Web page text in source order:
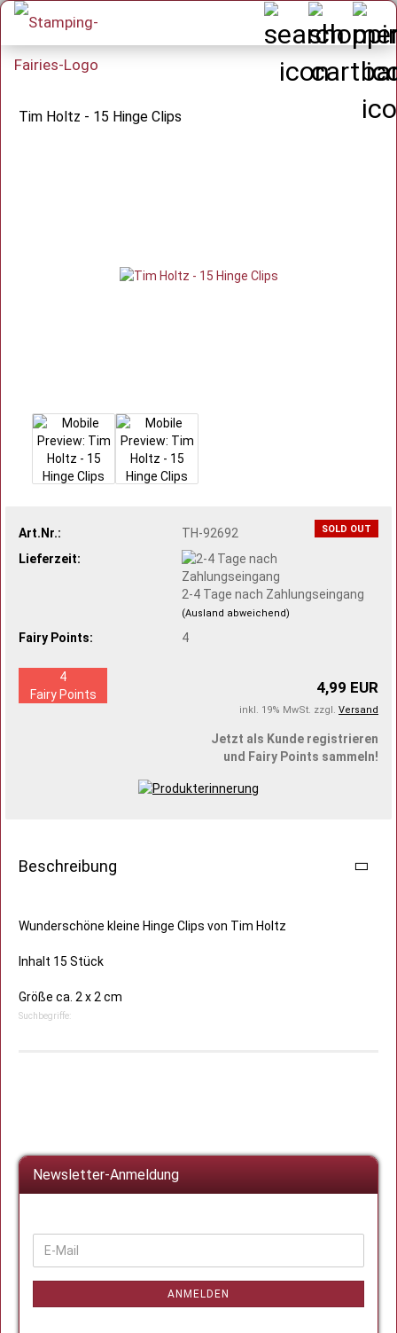
Tim Holtz - 15 Hinge Clips
SOLD OUT
Art.Nr.:
TH-92692
Lieferzeit:
2-4 Tage nach Zahlungseingang
(Ausland abweichend)
Fairy Points: 4
4,99 EUR
inkl. 19% MwSt. zzgl. Versand
4
Fairy Points
Jetzt als Kunde registrieren
und Fairy Points sammeln!
Beschreibung
Wunderschöne kleine Hinge Clips von Tim Holtz
Inhalt 15 Stück
Größe ca. 2 x 2 cm
Suchbegriffe:
Newsletter-Anmeldung
WEITER
ZUR
NEWSLETTER-
E-
Mail
ANMELDEN